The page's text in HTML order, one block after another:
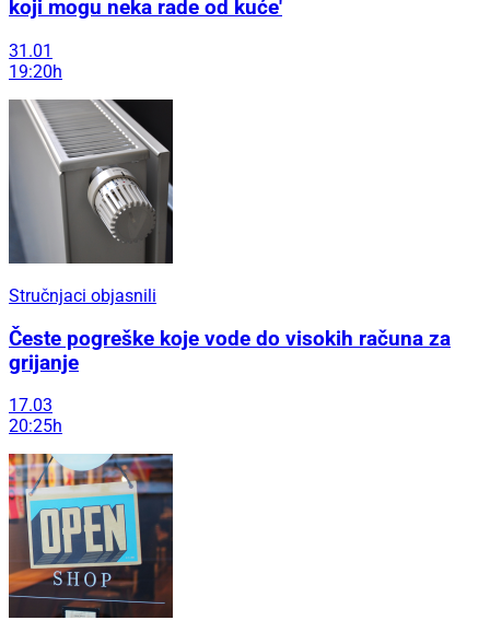
koji mogu neka rade od kuće'
31.01
19:20h
Stručnjaci objasnili
Česte pogreške koje vode do visokih računa za
grijanje
17.03
20:25h